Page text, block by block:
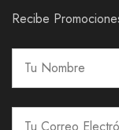
Recibe